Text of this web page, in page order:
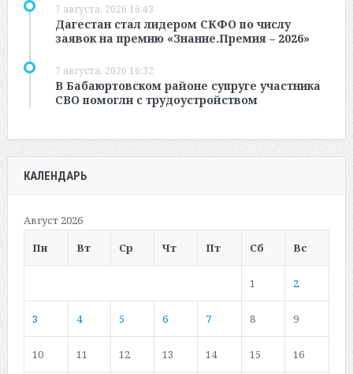
7 августа, 2026 16:43
Дагестан стал лидером СКФО по числу
заявок на премию «Знание.Премия – 2026»
7 августа, 2026 16:32
В Бабаюртовском районе супруге участника
СВО помогли с трудоустройством
КАЛЕНДАРЬ
Август 2026
Пн
Вт Ср Чт Пт Сб Вс
1 2
3 4 5 6 7 8 9
10 11 12 13 14 15 16